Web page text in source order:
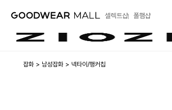
셀렉트샵 폴햄샵
잡화 남성잡화 넥타이/행커칩